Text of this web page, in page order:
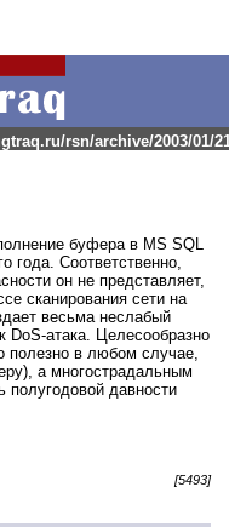
rsn/archive/2003/01/
буфера в MS SQL
года. Соответственно,
он не представляет,
сканирования сети на
весьма неслабый
DoS-атака. Целесообразно
полезно в любом случае,
а многострадальным
полугодовой давности
[5493]